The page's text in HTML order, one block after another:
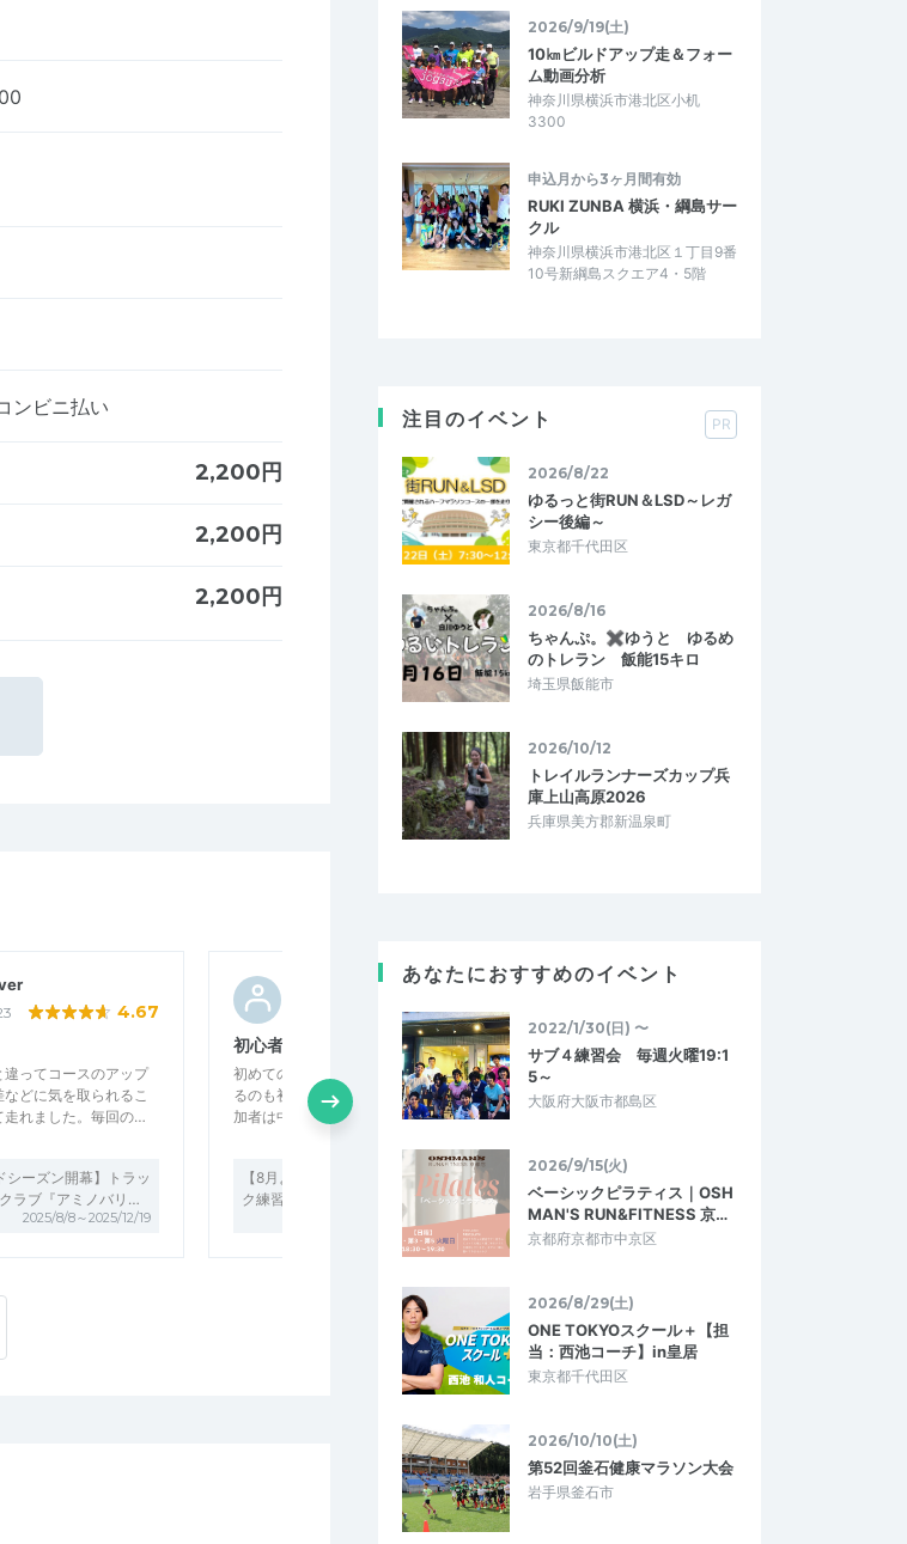
ンビニ払い
2,200円
2,200円
2,200円
4.67
違ってコースのアップ
どに気を取られるこ
走れました。毎回の…
シーズン開幕】トラッ
ラブ『アミノバリ…
2025/8/8～2025/12/19
5.00
初心者でも楽しめた。ただし必死w
初めてのスピード練習、当然トラックで走
るのも初めて、という状態で参加。他の参
加者は中上級者（？）の速い人が多い中…
【8月よりセカンドシーズン開幕】トラッ
ク練習に特化したクラブ『アミノバリ…
2025/8/8～2025/12/19
ITARU
一人ではできないハードな練習がで
きる
同レベル以上の早い人についてペースを上
げた練習ができる。 久保コーチの適切なア
【アミトラ2024 ★ 2nd】フルマラソン
のために必ずやりたいトラック練習！！
2026/9/19(土)
10㎞ビルドアップ走＆フォー
ム動画分析
神奈川県横浜市港北区小机
3300
申込月から3ヶ月間有効
RUKI ZUNBA 横浜・綱島サー
クル
神奈川県横浜市港北区１丁目9番
10号新綱島スクエア4・5階
注目のイベント PR
2026/8/22
ゆるっと街RUN＆LSD～レガ
シー後編～
東京都千代田区
2026/8/16
ちゃんぷ。✖ゆうと ゆるめ
のトレラン 飯能15キロ
埼玉県飯能市
2026/10/12
トレイルランナーズカップ兵
庫上山高原2026
兵庫県美方郡新温泉町
あなたにおすすめのイベント
2022/1/30(日) 〜
サブ４練習会 毎週火曜19:1
5～
大阪府大阪市都島区
2026/9/15(火)
ベーシックピラティス｜OSH
MAN'S RUN&FITNESS 京…
京都府京都市中京区
2026/8/29(土)
ONE TOKYOスクール＋【担
当：西池コーチ】in皇居
東京都千代田区
2026/10/10(土)
第52回釜石健康マラソン大会
岩手県釜石市